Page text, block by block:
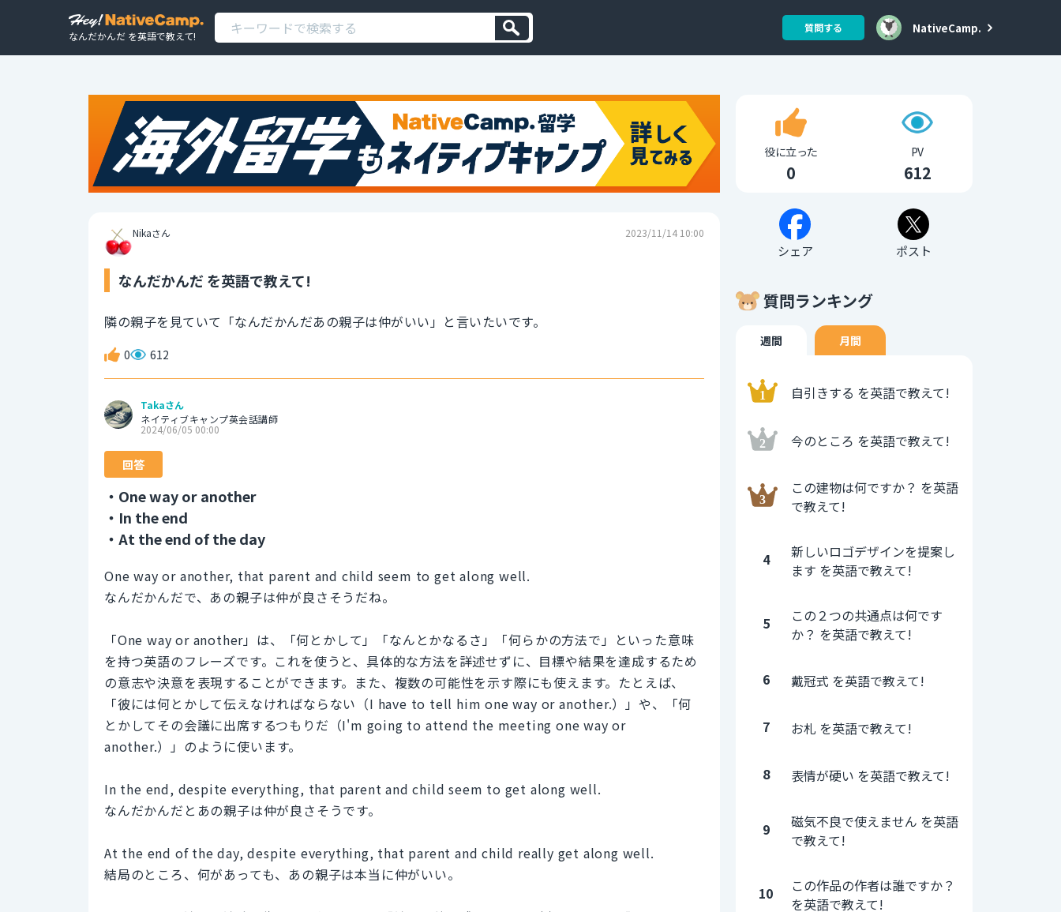
なんだかんだ を英語で教えて!
質問する NativeCamp.
Nikaさん 2023/11/14 10:00
なんだかんだ を英語で教えて!
隣の親子を見ていて「なんだかんだあの親子は仲がいい」と言いたいです。
0 612
Takaさん
ネイティブキャンプ英会話講師
2024/06/05 00:00
回答
・One way or another
・In the end
・At the end of the day
One way or another, that parent and child seem to get along well.
なんだかんだで、あの親子は仲が良さそうだね。
「One way or another」は、「何とかして」「なんとかなるさ」「何らかの方法で」といった意味
を持つ英語のフレーズです。これを使うと、具体的な方法を詳述せずに、目標や結果を達成するため
の意志や決意を表現することができます。また、複数の可能性を示す際にも使えます。たとえば、
「彼には何とかして伝えなければならない（I have to tell him one way or another.）」や、「何
とかしてその会議に出席するつもりだ（I'm going to attend the meeting one way or
another.）」のように使います。
In the end, despite everything, that parent and child seem to get along well.
なんだかんだとあの親子は仲が良さそうです。
At the end of the day, despite everything, that parent and child really get along well.
結局のところ、何があっても、あの親子は本当に仲がいい。
役に立った
0
PV
612
シェア ポスト
質問ランキング
週間 月間
自引きする を英語で教えて!
今のところ を英語で教えて!
この建物は何ですか？ を英語
で教えて!
4
新しいロゴデザインを提案し
ます を英語で教えて!
5
この２つの共通点は何です
か？ を英語で教えて!
6 戴冠式 を英語で教えて!
7 お札 を英語で教えて!
8 表情が硬い を英語で教えて!
9
磁気不良で使えません を英語
で教えて!
10
この作品の作者は誰ですか？
を英語で教えて!